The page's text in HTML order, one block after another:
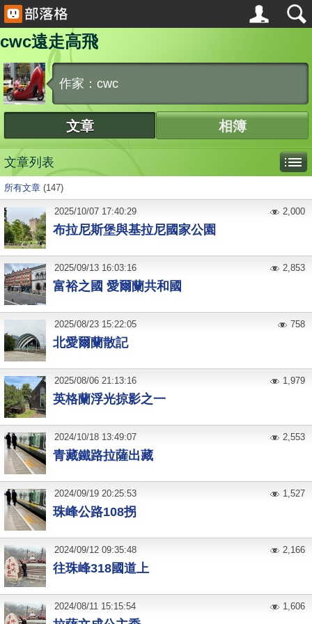
cwc遠走高飛
作家：cwc
文章 相簿
文章列表
所有文章 (147)
布拉尼斯堡與基拉尼國家公園
2025/10/07 17:40:29 2,000
富裕之國 愛爾蘭共和國
2025/09/13 16:03:16 2,853
北愛爾蘭散記
2025/08/23 15:22:05 758
英格蘭浮光掠影之一
2025/08/06 21:13:16 1,979
青藏鐵路拉薩出藏
2024/10/18 13:49:07 2,553
珠峰公路108拐
2024/09/19 20:25:53 1,527
往珠峰318國道上
2024/09/12 09:35:48 2,166
2024/08/11 15:15:54 1,606